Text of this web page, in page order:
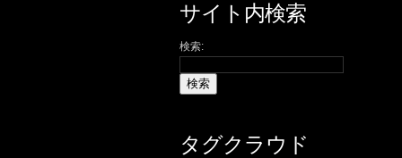
サイト内検索
検索:
タグクラウド